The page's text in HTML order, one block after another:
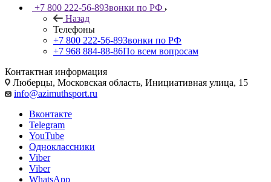
+7 800 222-56-89Звонки по РФ
Назад
Телефоны
+7 800 222-56-89Звонки по РФ
+7 968 884-88-86По всем вопросам
Контактная информация
Люберцы, Московская область, Инициативная улица, 15
info@azimuthsport.ru
Вконтакте
Telegram
YouTube
Одноклассники
Viber
Viber
WhatsApp